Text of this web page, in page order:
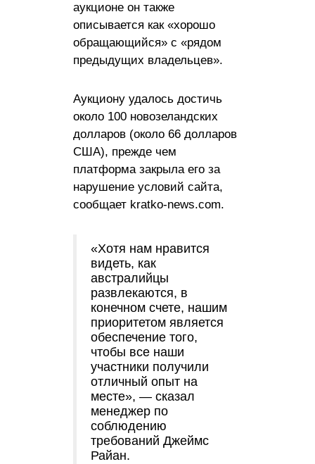
аукционе он также
описывается как «хорошо
обращающийся» с «рядом
предыдущих владельцев».
Аукциону удалось достичь
около 100 новозеландских
долларов (около 66 долларов
США), прежде чем
платформа закрыла его за
нарушение условий сайта,
сообщает kratko-news.com.
«Хотя нам нравится
видеть, как
австралийцы
развлекаются, в
конечном счете, нашим
приоритетом является
обеспечение того,
чтобы все наши
участники получили
отличный опыт на
месте», — сказал
менеджер по
соблюдению
требований Джеймс
Райан.